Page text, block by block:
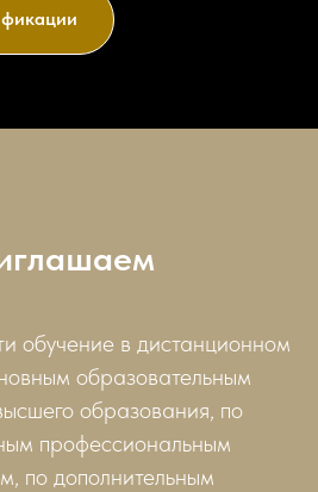
обучение в дистанционном
образовательным
образования, по
профессиональным
по дополнительным